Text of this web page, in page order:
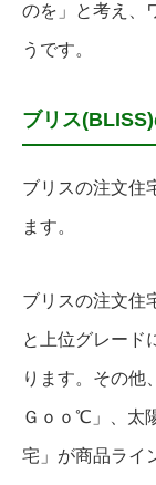
のを」と考え、
うです。
ブリス
ブリスの注文住
ます。
ブリスの注文住
と上位グレード
ります。その他
Ｇｏｏ℃」、太
宅」が商品ライ